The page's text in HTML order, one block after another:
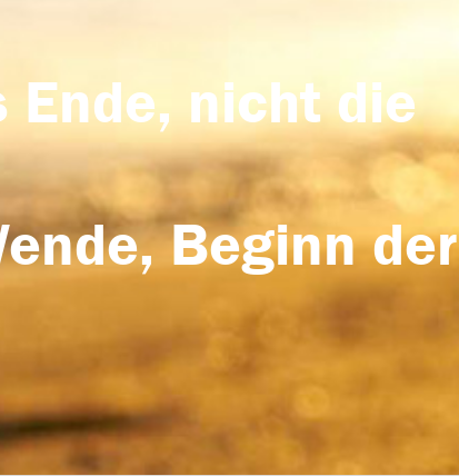
Ende, nicht die
Beginn der